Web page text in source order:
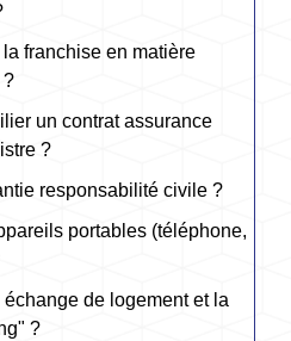
franchise en matière
?
un contrat assurance
?
responsabilité civile ?
portables (téléphone,
de logement et la
?